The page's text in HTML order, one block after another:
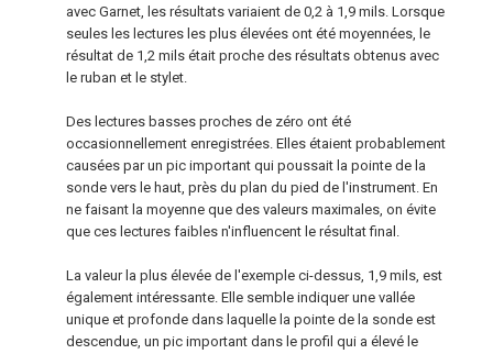
avec Garnet, les résultats variaient de 0,2 à 1,9 mils. Lorsque
seules les lectures les plus élevées ont été moyennées, le
résultat de 1,2 mils était proche des résultats obtenus avec
le ruban et le stylet.
Des lectures basses proches de zéro ont été
occasionnellement enregistrées. Elles étaient probablement
causées par un pic important qui poussait la pointe de la
sonde vers le haut, près du plan du pied de l'instrument. En
ne faisant la moyenne que des valeurs maximales, on évite
que ces lectures faibles n'influencent le résultat final.
La valeur la plus élevée de l'exemple ci-dessus, 1,9 mils, est
également intéressante. Elle semble indiquer une vallée
unique et profonde dans laquelle la pointe de la sonde est
descendue, un pic important dans le profil qui a élevé le